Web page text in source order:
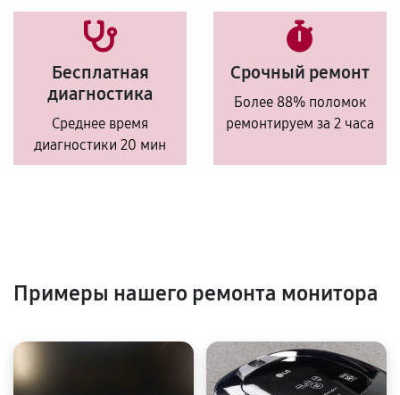
Бесплатная
диагностика
Среднее время
диагностики 20 мин
Срочный ремонт
Более 88% поломок
ремонтируем за 2 часа
Примеры нашего ремонта монитора